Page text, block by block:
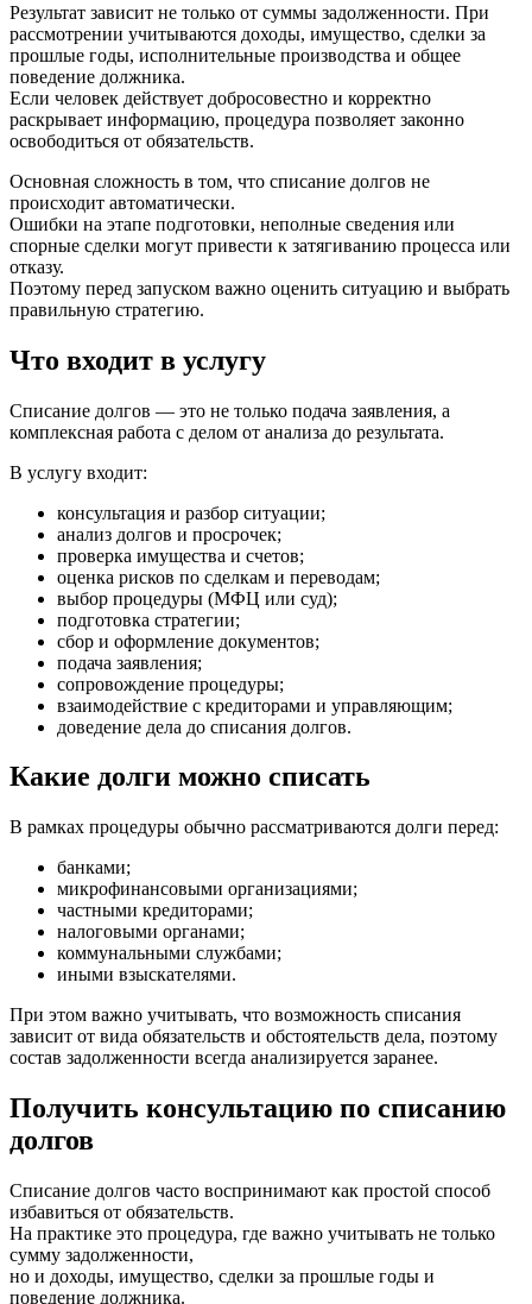
Результат зависит не только от суммы задолженности. При
рассмотрении учитываются доходы, имущество, сделки за
прошлые годы, исполнительные производства и общее
поведение должника.
Если человек действует добросовестно и корректно
раскрывает информацию, процедура позволяет законно
освободиться от обязательств.
Основная сложность в том, что списание долгов не
происходит автоматически.
Ошибки на этапе подготовки, неполные сведения или
спорные сделки могут привести к затягиванию процесса или
отказу.
Поэтому перед запуском важно оценить ситуацию и выбрать
правильную стратегию.
Что входит в услугу
Списание долгов — это не только подача заявления, а
комплексная работа с делом от анализа до результата.
В услугу входит:
консультация и разбор ситуации;
анализ долгов и просрочек;
проверка имущества и счетов;
оценка рисков по сделкам и переводам;
выбор процедуры (МФЦ или суд);
подготовка стратегии;
сбор и оформление документов;
подача заявления;
сопровождение процедуры;
взаимодействие с кредиторами и управляющим;
доведение дела до списания долгов.
Какие долги можно списать
В рамках процедуры обычно рассматриваются долги перед:
банками;
микрофинансовыми организациями;
частными кредиторами;
налоговыми органами;
коммунальными службами;
иными взыскателями.
При этом важно учитывать, что возможность списания
зависит от вида обязательств и обстоятельств дела, поэтому
состав задолженности всегда анализируется заранее.
Получить консультацию по списанию
долгов
Списание долгов часто воспринимают как простой способ
избавиться от обязательств.
На практике это процедура, где важно учитывать не только
сумму задолженности,
но и доходы, имущество, сделки за прошлые годы и
поведение должника.